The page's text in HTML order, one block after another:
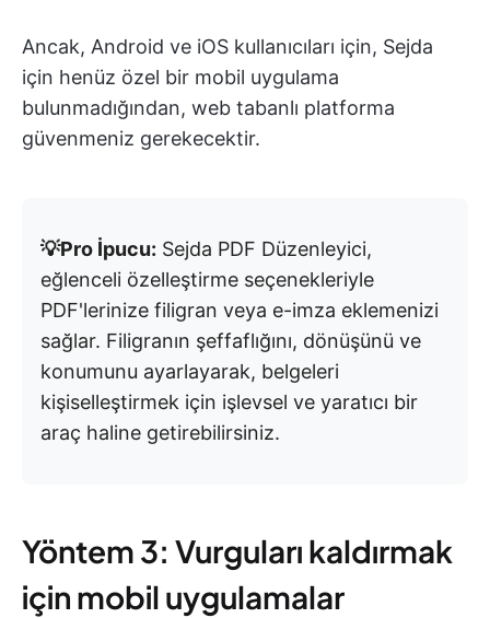
Ancak, Android ve iOS kullanıcıları için, Sejda
için henüz özel bir mobil uygulama
bulunmadığından, web tabanlı platforma
güvenmeniz gerekecektir.
💡Pro İpucu: Sejda PDF Düzenleyici,
eğlenceli özelleştirme seçenekleriyle
PDF'lerinize filigran veya e-imza eklemenizi
sağlar. Filigranın şeffaflığını, dönüşünü ve
konumunu ayarlayarak, belgeleri
kişiselleştirmek için işlevsel ve yaratıcı bir
araç haline getirebilirsiniz.
Yöntem 3: Vurguları kaldırmak
için mobil uygulamalar